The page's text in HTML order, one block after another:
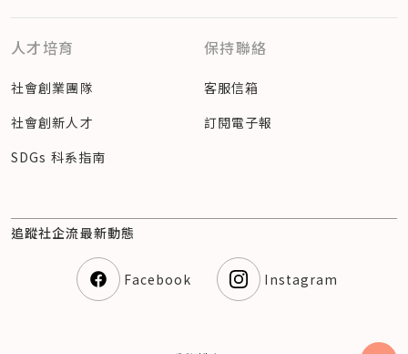
人才培育
社會創業團隊
社會創新人才
SDGs 科系指南
保持聯絡
客服信箱
訂閱電子報
追蹤社企流最新動態
Facebook Instagram